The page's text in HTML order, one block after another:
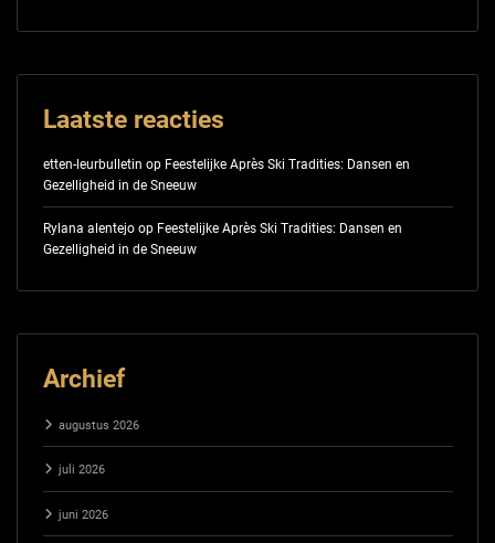
Laatste reacties
etten-leurbulletin op Feestelijke Après Ski Tradities: Dansen en
Gezelligheid in de Sneeuw
Rylana alentejoop Feestelijke Après Ski Tradities: Dansen en
Gezelligheid in de Sneeuw
Archief
augustus 2026
juli 2026
juni 2026